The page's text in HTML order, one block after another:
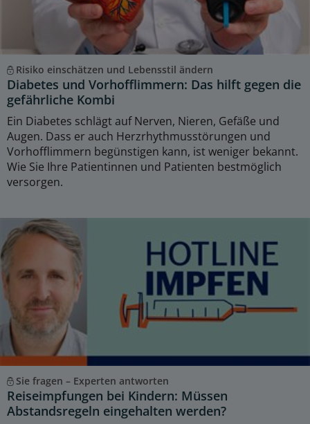
Risiko einschätzen und Lebensstil ändern
Diabetes und Vorhofflimmern: Das hilft gegen die
gefährliche Kombi
Ein Diabetes schlägt auf Nerven, Nieren, Gefäße und
Augen. Dass er auch Herzrhythmusstörungen und
Vorhofflimmern begünstigen kann, ist weniger bekannt.
Wie Sie Ihre Patientinnen und Patienten bestmöglich
versorgen.
Sie fragen – Experten antworten
Reiseimpfungen bei Kindern: Müssen
Abstandsregeln eingehalten werden?